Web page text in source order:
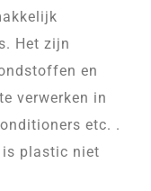
Het zijn
en
verwerken in
etc. .
is plastic niet